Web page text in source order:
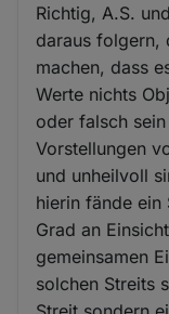
Richtig, A.S.
daraus folgern,
machen, dass
Werte nichts
oder falsch
Vorstellungen
und unheilvoll
hierin fände ein
Grad an
gemeinsamen
solchen Streits